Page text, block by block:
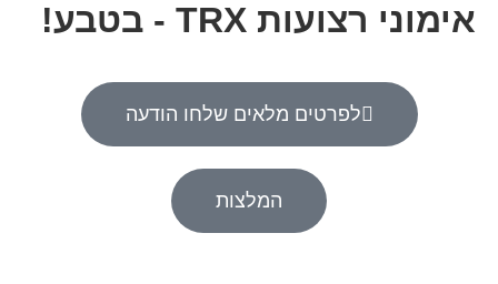
אימוני רצועות TRX - בטבע!
לפרטים מלאים שלחו הודעה
המלצות